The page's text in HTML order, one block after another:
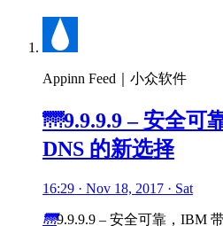
Appinn Feed｜小众软件
🌁9.9.9.9 – 安全可
DNS 的新选择
16:29 · Nov 18, 2017 · Sat
🌁9.9.9.9 – 安全可靠，IBM